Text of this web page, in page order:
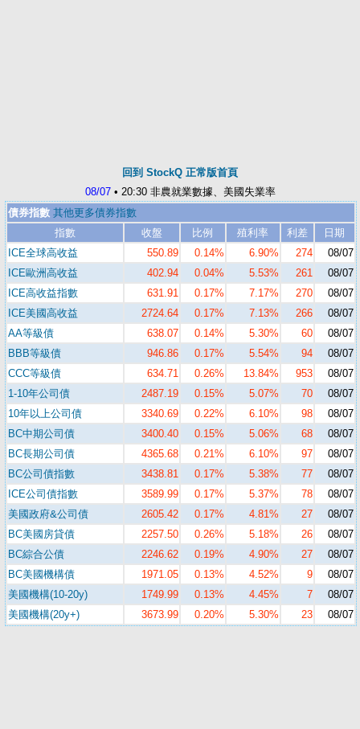
回到 StockQ 正常版首頁
08/07• 20:30 非農就業數據、美國失業率
債券指數 其他更多債券指數
指數
收盤 比例 殖利率 利差
日期
ICE全球高收益
550.89 0.14% 6.90% 274
08/07
ICE歐洲高收益
402.94 0.04% 5.53% 261
08/07
ICE高收益指數
631.91 0.17% 7.17% 270
08/07
ICE美國高收益
2724.64 0.17% 7.13% 266
08/07
AA等級債
638.07 0.14% 5.30% 60
08/07
BBB等級債
946.86 0.17% 5.54% 94
08/07
CCC等級債
634.71 0.26% 13.84% 953
08/07
1-10年公司債
2487.19 0.15% 5.07% 70
08/07
10年以上公司債
3340.69 0.22% 6.10% 98
08/07
BC中期公司債
3400.40 0.15% 5.06% 68
08/07
BC長期公司債
4365.68 0.21% 6.10% 97
08/07
BC公司債指數
3438.81 0.17% 5.38% 77
08/07
ICE公司債指數
3589.99 0.17% 5.37% 78
08/07
美國政府&公司債
2605.42 0.17% 4.81% 27
08/07
BC美國房貸債
2257.50 0.26% 5.18% 26
08/07
BC綜合公債
2246.62 0.19% 4.90% 27
08/07
BC美國機構債
1971.05 0.13% 4.52% 9
08/07
美國機構(10-20y)
1749.99 0.13% 4.45% 7
08/07
美國機構(20y+)
3673.99 0.20% 5.30% 23 08/07